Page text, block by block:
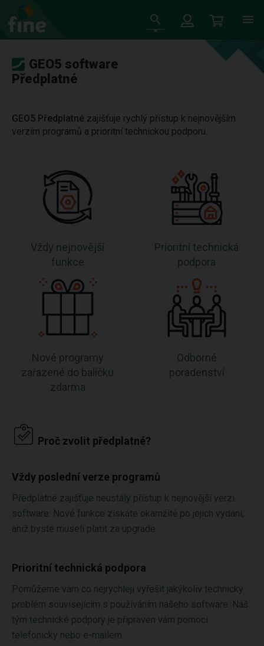
GEO5 software
Předplatné
GEO5 Předplatné zajišťuje rychlý přístup k nejnovějším
verzím programů a prioritní technickou podporu.
Vždy nejnovější
funkce
Prioritní technická
podpora
Nové programy
zařazené do balíčku
zdarma
Odborné
poradenství
Proč zvolit předplatné?
Vždy poslední verze programů
Předplatné zajišťuje neustálý přístup k nejnovější verzi
software. Nové funkce získáte okamžitě po jejich vydání,
aniž byste museli platit za upgrade.
Prioritní technická podpora
Pomůžeme vám co nejrychleji vyřešit jakýkoliv technický
problém souvisejícím s používáním našeho software. Náš
tým technické podpory je připraven vám pomoci
telefonicky nebo e-mailem.